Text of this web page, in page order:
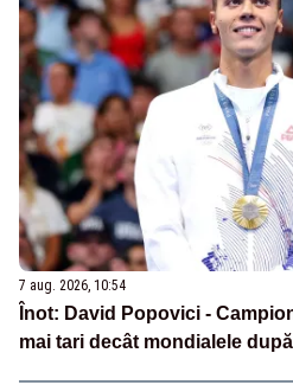
7 aug. 2026, 10:54
Înot: David Popovici -
mai tari decât mondialele